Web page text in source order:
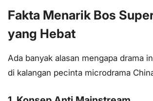
Fakta Menarik Bos
yang Hebat
Ada banyak alasan mengapa drama
di kalangan pecinta microdrama